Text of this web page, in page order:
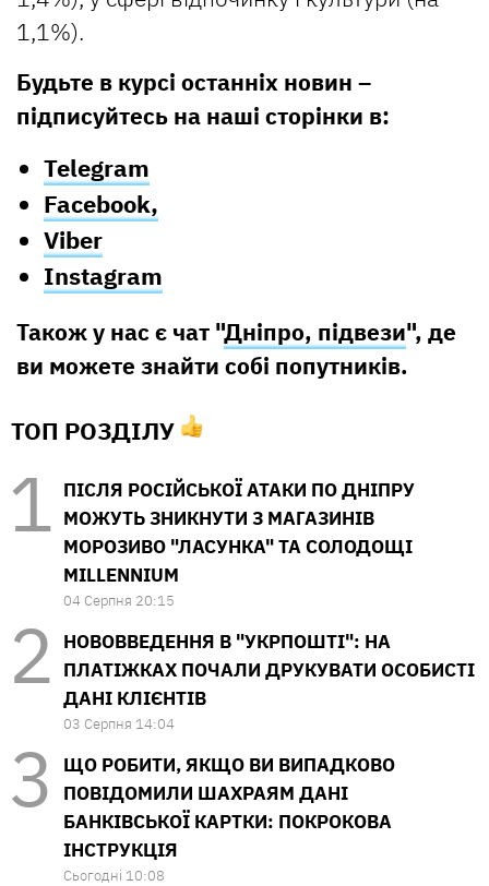
1,1%).
Будьте в курсі останніх новин –
підписуйтесь на наші сторінки в:
Telegram
Facebook,
Viber
Instagram
Також у нас є чат "Дніпро, підвези", де
ви можете знайти собі попутників.
ТОП РОЗДІЛУ
ПІСЛЯ РОСІЙСЬКОЇ АТАКИ ПО ДНІПРУ
МОЖУТЬ ЗНИКНУТИ З МАГАЗИНІВ
МОРОЗИВО "ЛАСУНКА" ТА СОЛОДОЩІ
MILLENNIUM
04 Серпня 20:15
НОВОВВЕДЕННЯ В "УКРПОШТІ": НА
ПЛАТІЖКАХ ПОЧАЛИ ДРУКУВАТИ ОСОБИСТІ
ДАНІ КЛІЄНТІВ
03 Серпня 14:04
ЩО РОБИТИ, ЯКЩО ВИ ВИПАДКОВО
ПОВІДОМИЛИ ШАХРАЯМ ДАНІ
БАНКІВСЬКОЇ КАРТКИ: ПОКРОКОВА
ІНСТРУКЦІЯ
Сьогодні 10:08